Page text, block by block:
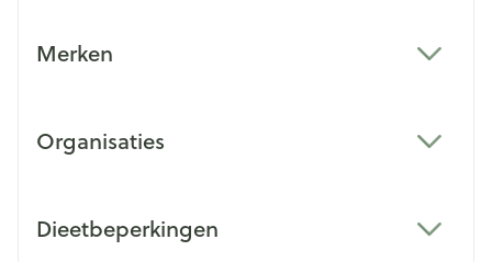
Merken
Organisaties
Dieetbeperkingen